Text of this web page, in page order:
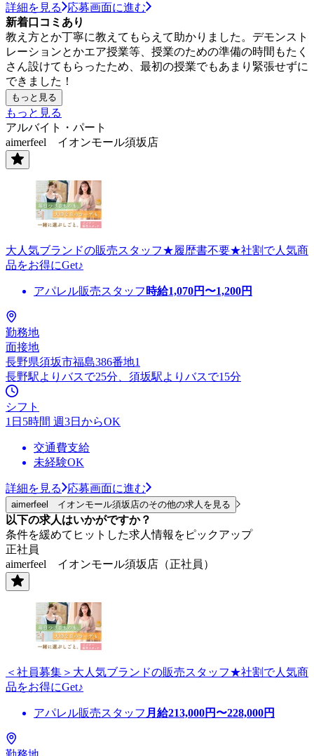
詳細を見る
応募画面に進む
新着口コミあり
教え方とか丁寧に教えてもらえて助かりました。デモンスト
レーションとかエア授業等、授業のための準備の時間もたく
さん設けてもらったため、最初の授業でもあまり緊張せずに
できました！
もっと見る
もっと見る
アルバイト・パート
aimerfeel イオンモール須坂店
大人気ブランドの販売スタッフ★履歴書不要★社割で人気商
品をお得にGet♪
アパレル販売スタッフ 時給1,070円〜1,200円
勤務地
面接地
長野県須坂市福島386番地1
長野駅よりバスで25分、須坂駅よりバスで15分
シフト
1日5時間 週3日からOK
交通費支給
未経験OK
詳細を見る 応募画面に進む
aimerfeel イオンモール須坂店のその他の求人を見る
以下の求人はいかがですか？
条件を緩めてヒットした求人情報をピックアップ
正社員
aimerfeel イオンモール須坂店（正社員）
＜社員募集＞大人気ブランドの販売スタッフ★社割で人気商
品をお得にGet♪
アパレル販売スタッフ 月給213,000円〜228,000円